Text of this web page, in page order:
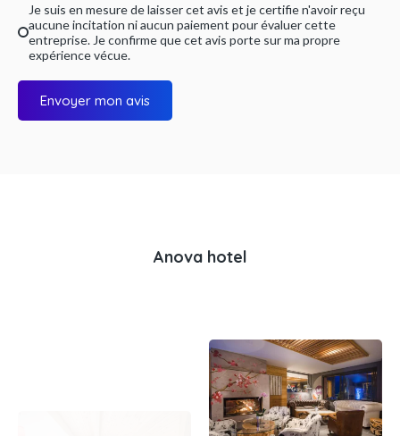
Je suis en mesure de laisser cet avis et je certifie n'avoir reçu
aucune incitation ni aucun paiement pour évaluer cette
entreprise. Je confirme que cet avis porte sur ma propre
expérience vécue.
Envoyer mon avis
Anova hotel